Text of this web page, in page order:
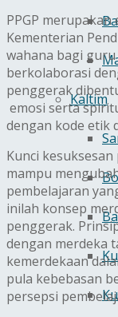
Kaltim
PPGP
Kementerian
wahana bagi
berkolaborasi
penggerak
emosi serta
dengan kode etik
Kunci
mampu
pembelajaran
inilah konsep
penggerak.
dengan merdeka
kemerdekaan
pula kebebasan
persepsi